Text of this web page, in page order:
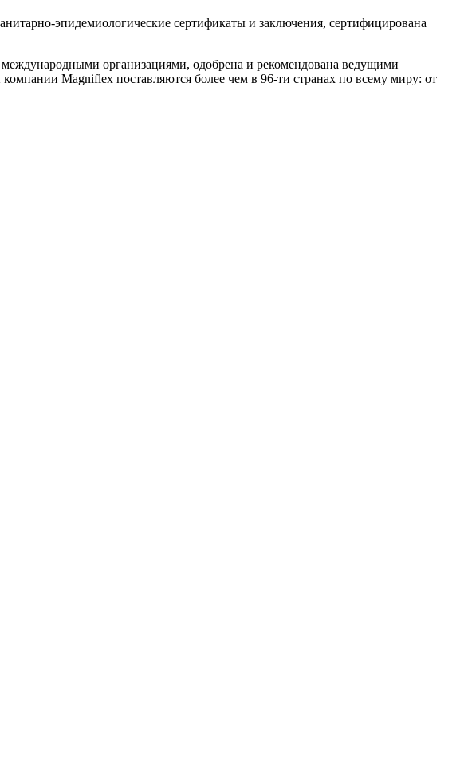
эпидемиологические сертификаты и заключения, сертифицирована
организациями, одобрена и рекомендована ведущими
Magniflex поставляются более чем в 96-ти странах по всему миру: от